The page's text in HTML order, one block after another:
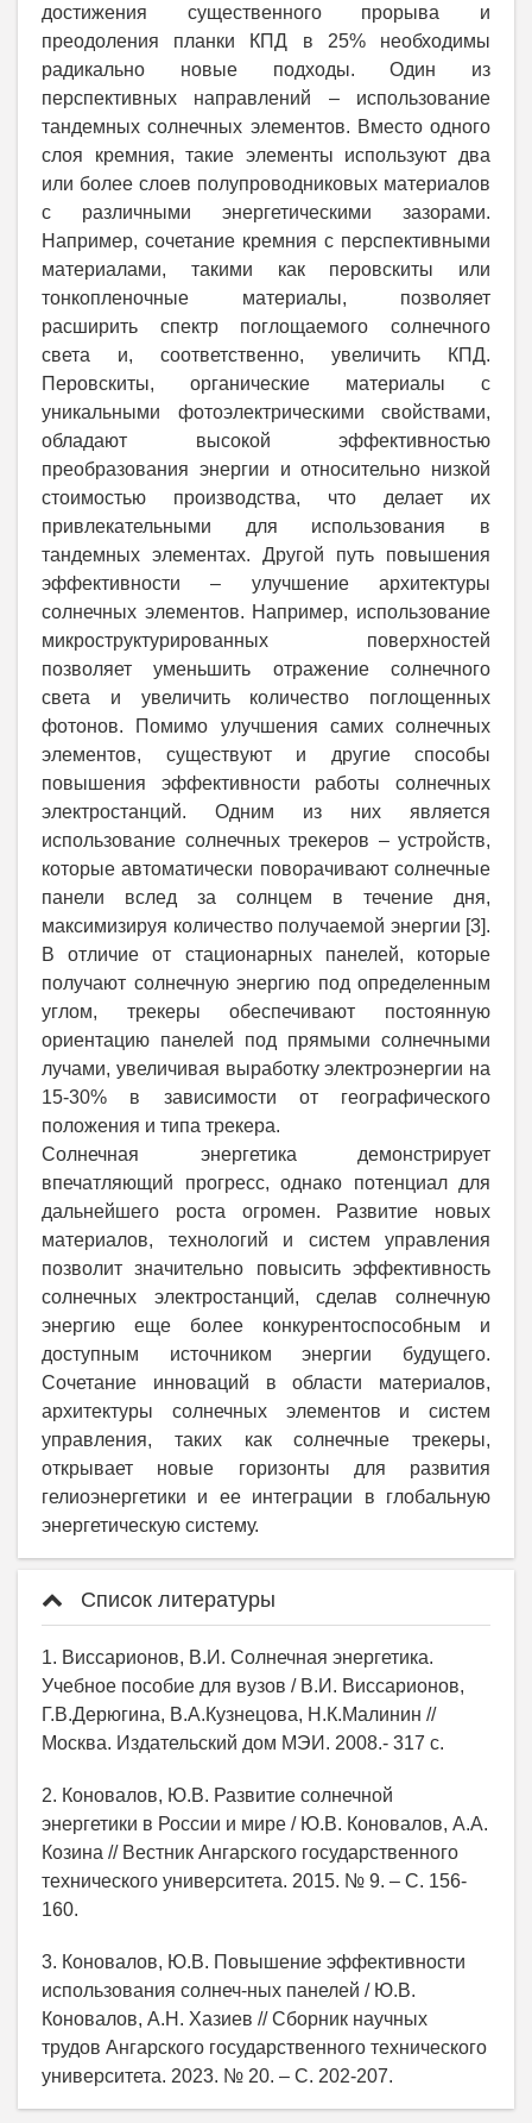
достижения существенного прорыва и
преодоления планки КПД в 25% необходимы
радикально новые подходы. Один из
перспективных направлений – использование
тандемных солнечных элементов. Вместо одного
слоя кремния, такие элементы используют два
или более слоев полупроводниковых материалов
с различными энергетическими зазорами.
Например, сочетание кремния с перспективными
материалами, такими как перовскиты или
тонкопленочные материалы, позволяет
расширить спектр поглощаемого солнечного
света и, соответственно, увеличить КПД.
Перовскиты, органические материалы с
уникальными фотоэлектрическими свойствами,
обладают высокой эффективностью
преобразования энергии и относительно низкой
стоимостью производства, что делает их
привлекательными для использования в
тандемных элементах. Другой путь повышения
эффективности – улучшение архитектуры
солнечных элементов. Например, использование
микроструктурированных поверхностей
позволяет уменьшить отражение солнечного
света и увеличить количество поглощенных
фотонов. Помимо улучшения самих солнечных
элементов, существуют и другие способы
повышения эффективности работы солнечных
электростанций. Одним из них является
использование солнечных трекеров – устройств,
которые автоматически поворачивают солнечные
панели вслед за солнцем в течение дня,
максимизируя количество получаемой энергии [3].
В отличие от стационарных панелей, которые
получают солнечную энергию под определенным
углом, трекеры обеспечивают постоянную
ориентацию панелей под прямыми солнечными
лучами, увеличивая выработку электроэнергии на
15-30% в зависимости от географического
положения и типа трекера.
Солнечная энергетика демонстрирует
впечатляющий прогресс, однако потенциал для
дальнейшего роста огромен. Развитие новых
материалов, технологий и систем управления
позволит значительно повысить эффективность
солнечных электростанций, сделав солнечную
энергию еще более конкурентоспособным и
доступным источником энергии будущего.
Сочетание инноваций в области материалов,
архитектуры солнечных элементов и систем
управления, таких как солнечные трекеры,
открывает новые горизонты для развития
гелиоэнергетики и ее интеграции в глобальную
энергетическую систему.
Список литературы
1. Виссарионов, В.И. Солнечная энергетика.
Учебное пособие для вузов / В.И. Виссарионов,
Г.В.Дерюгина, В.А.Кузнецова, Н.К.Малинин //
Москва. Издательский дом МЭИ. 2008.- 317 с.
2. Коновалов, Ю.В. Развитие солнечной
энергетики в России и мире / Ю.В. Коновалов, А.А.
Козина // Вестник Ангарского государственного
технического университета. 2015. № 9. – С. 156-
160.
3. Коновалов, Ю.В. Повышение эффективности
использования солнеч-ных панелей / Ю.В.
Коновалов, А.Н. Хазиев // Сборник научных
трудов Ангарского государственного технического
университета. 2023. № 20. – С. 202-207.